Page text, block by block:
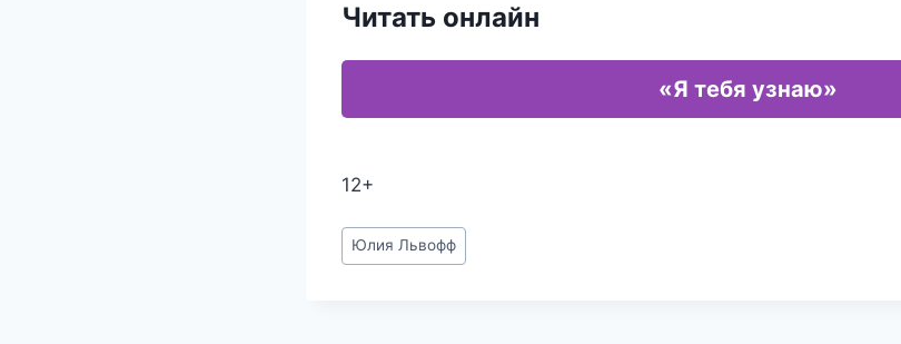
Читать онлайн
«Я тебя узнаю»
12+
Метки
записи:
Юлия Львофф